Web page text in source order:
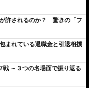
許されるのか？ 驚きの「フ
まれている退職金と引退相撲
～３つの名場面で振り返る